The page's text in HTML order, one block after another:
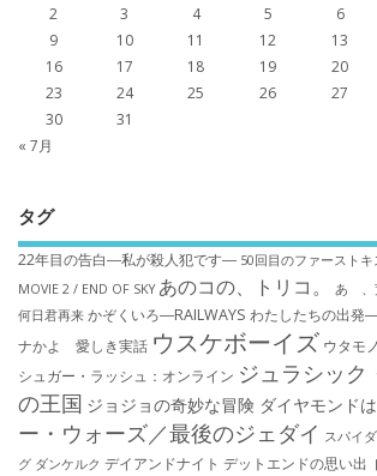
2
3 4 5 6
9
10 11 12 13
16
17 18 19 20
23
24 25 26 27
30
31
« 7月
タグ
22年目の告白―私が殺人犯です― 50回目のファーストキ
MOVIE 2 / END OF SKY あのコの、トリコ。 あゝ
何日君再来 かぞくいろ―RAILWAYS わたしたちの出発
ナかよ 愛しき実話 ウスケボーイズ ウタモ
シュガー・ラッシュ：オ​ンライン ジュラシック
の王国 ジョジョの奇妙な冒険 ダイヤモンド
ー・ウォーズ／最後のジェダイ スパイ
グ ダンケルク デイアンドナイト デットエンドの思い出